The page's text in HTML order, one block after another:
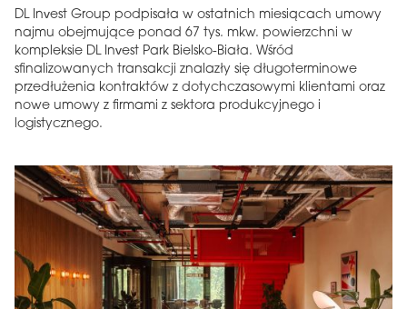
DL Invest Group podpisała w ostatnich miesiącach umowy
najmu obejmujące ponad 67 tys. mkw. powierzchni w
kompleksie DL Invest Park Bielsko-Biała. Wśród
sfinalizowanych transakcji znalazły się długoterminowe
przedłużenia kontraktów z dotychczasowymi klientami oraz
nowe umowy z firmami z sektora produkcyjnego i
logistycznego.